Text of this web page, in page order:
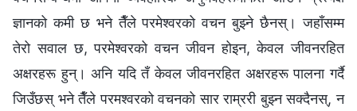
ज्ञानको कमी छ भने तैँले परमेश्‍वरको वचन बुझ्ने छैनस्। जहाँसम्म
तेरो सवाल छ, परमेश्‍वरको वचन जीवन होइन, केवल जीवनरहित
अक्षरहरू हुन्। अनि यदि तँ केवल जीवनरहित अक्षरहरू पालना गर्दै
जिउँछस् भने तैँले परमश्‍वरको वचनको सार राम्ररी बुझ्न सक्दैनस्, न